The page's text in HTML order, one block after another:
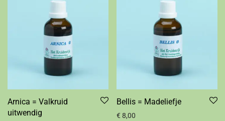
Arnica = Valkruid
uitwendig
Bellis = Madeliefje
€ 8,00